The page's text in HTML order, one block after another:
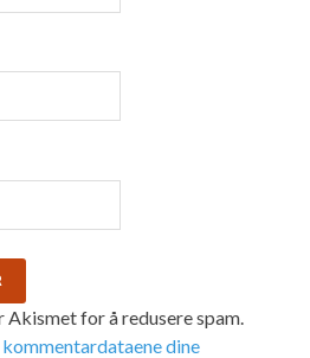
for å redusere spam.
dine